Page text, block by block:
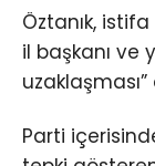
Öztanık,
il başkanı ve
uzaklaşması”
Parti